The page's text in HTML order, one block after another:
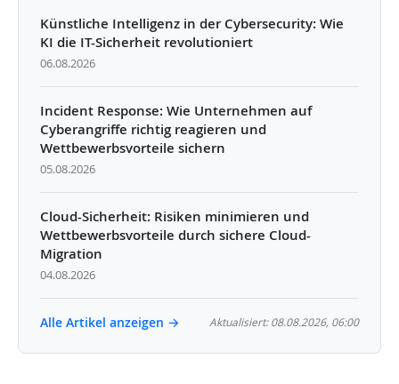
Künstliche Intelligenz in der Cybersecurity: Wie
KI die IT-Sicherheit revolutioniert
06.08.2026
Incident Response: Wie Unternehmen auf
Cyberangriffe richtig reagieren und
Wettbewerbsvorteile sichern
05.08.2026
Cloud-Sicherheit: Risiken minimieren und
Wettbewerbsvorteile durch sichere Cloud-
Migration
04.08.2026
Alle Artikel anzeigen → Aktualisiert: 08.08.2026, 06:00